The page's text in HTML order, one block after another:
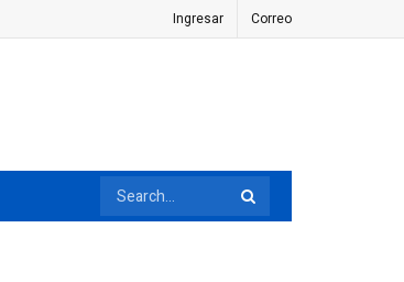
Ingresar Correo